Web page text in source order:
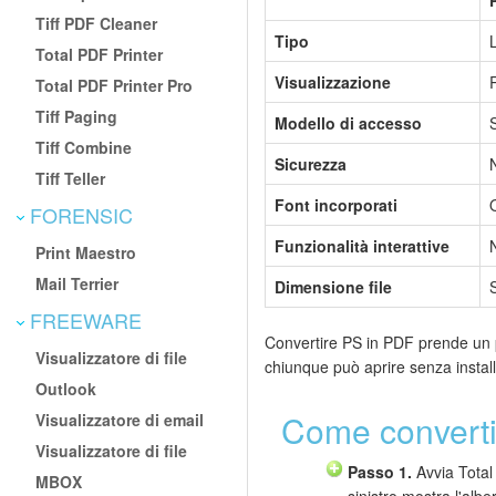
Tiff PDF Cleaner
Total PDF Printer
Total PDF Printer Pro
Tiff Paging
Tiff Combine
Tiff Teller
FORENSIC
Print Maestro
Mail Terrier
FREEWARE
Visualizzatore di file
Outlook
Visualizzatore di email
Visualizzatore di file
MBOX
Tipo
Visualizzazione
Modello di accesso
Sicurezza
Font incorporati
Funzionalità interattive
Dimensione file
Convertire PS in PDF prende
chiunque può aprire senza
Come
Passo 1. Avvia